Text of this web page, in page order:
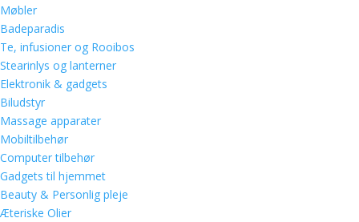
Møbler
Badeparadis
Te, infusioner og Rooibos
Stearinlys og lanterner
Elektronik & gadgets
Biludstyr
Massage apparater
Mobiltilbehør
Computer tilbehør
Gadgets til hjemmet
Beauty & Personlig pleje
Æteriske Olier